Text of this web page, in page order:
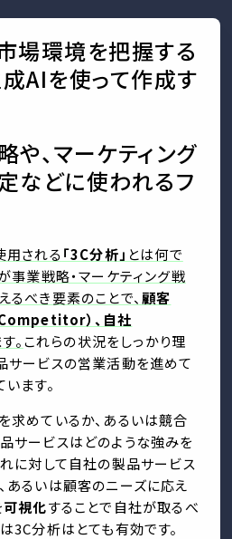
場環境を把握する
成AIを使って作成す
、マーケティング
などに使われるフ
用される「3C分析」 とは何で
事業戦略・マーケティング戦
るべき要素のことで、顧客
Competitor）、自社
。これらの状況をしっかり理
サービスの営業活動を進めて
ます。
求めているか、あるいは競合
サービスはどのような強みを
れに対して自社の製品サービス
あるいは顧客のニーズに応え
可視化することで自社が取るべ
3C分析はとても有効です。